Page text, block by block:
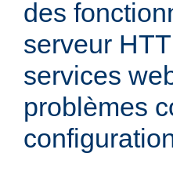
des
serveur
services
problèmes